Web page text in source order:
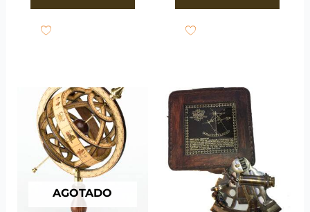
AGOTADO
Este
producto
tiene
múltiples
variantes.
Las
opciones
pueden
Este
producto
tiene
múltiples
variantes.
Las
opciones
pueden